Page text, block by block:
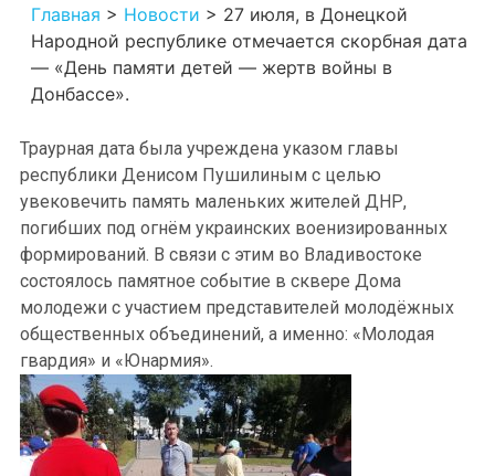
Главная > Новости > 27 июля, в Донецкой
Народной республике отмечается скорбная дата
— «День памяти детей — жертв войны в
Донбассе».
Траурная дата была учреждена указом главы
республики Денисом Пушилиным с целью
увековечить память маленьких жителей ДНР,
погибших под огнём украинских военизированных
формирований. В связи с этим во Владивостоке
состоялось памятное событие в сквере Дома
молодежи с участием представителей молодёжных
общественных объединений, а именно: «Молодая
гвардия» и «Юнармия».